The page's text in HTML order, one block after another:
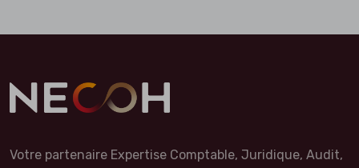
Votre partenaire Expertise Comptable, Juridique, Audit,